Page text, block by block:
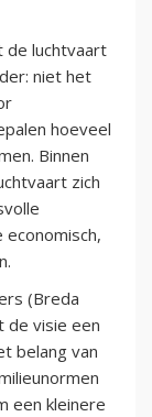
de luchtvaart
niet het
hoeveel
Binnen
zich
economisch,
(Breda
de visie een
belang van
een kleinere